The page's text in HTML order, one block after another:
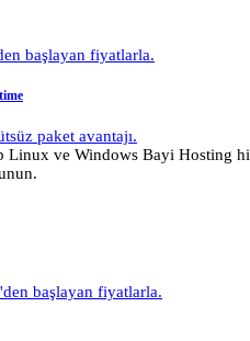
başlayan fiyatlarla.
paket avantajı.
Linux ve Windows Bayi Hosting
'den başlayan fiyatlarla.